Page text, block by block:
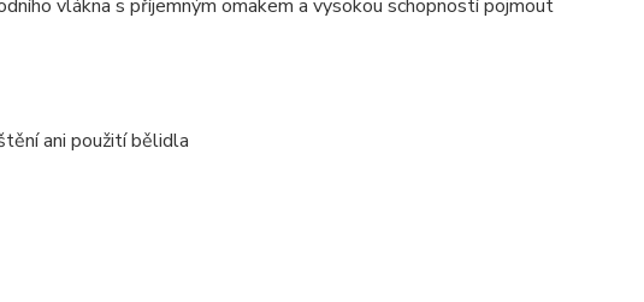
vlákna s příjemným omakem a vysokou schopností pojmout
ani použití bělidla